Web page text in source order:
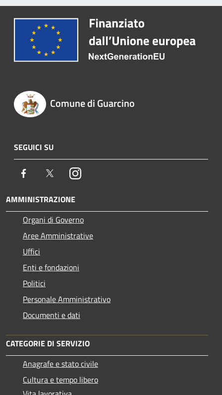
Comune di Guarcino
SEGUICI SU
Facebook TwitterInstagram
AMMINISTRAZIONE
Organi di Governo
Aree Amministrative
Uffici
Enti e fondazioni
Politici
Personale Amministrativo
Documenti e dati
CATEGORIE DI SERVIZIO
Anagrafe e stato civile
Cultura e tempo libero